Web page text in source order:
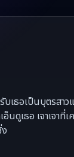
รับเธอเป็นบุตรสา
ดูเธอ เจาเจาที่เ